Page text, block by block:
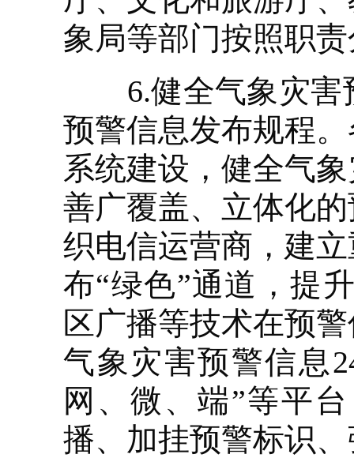
象局等部门按照职
6.健全气象灾害
预警信息发布规程
系统建设，健全气
善广覆盖、立体化
织电信运营商，建
布“绿色”通道，提
区广播等技术在预
气象灾害预警信息
网、微、端”等平
播、加挂预警标识